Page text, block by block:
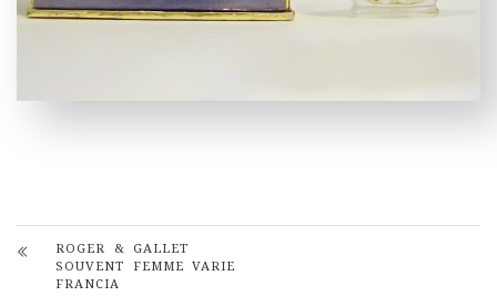
ROGER & GALLET
SOUVENT FEMME VARIE
FRANCIA